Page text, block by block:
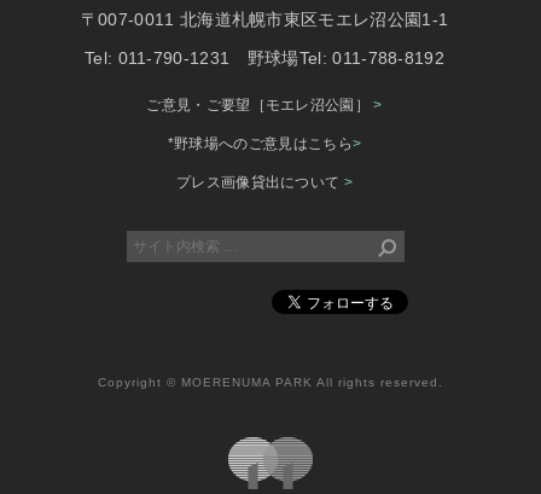
〒007-0011 北海道札幌市東区モエレ沼公園1-1
Tel: 011-790-1231 野球場Tel: 011-788-8192
ご意見・ご要望［モエレ沼公園］>
*野球場へのご意見はこちら>
プレス画像貸出について >
Copyright © MOERENUMA PARK All rights reserved.